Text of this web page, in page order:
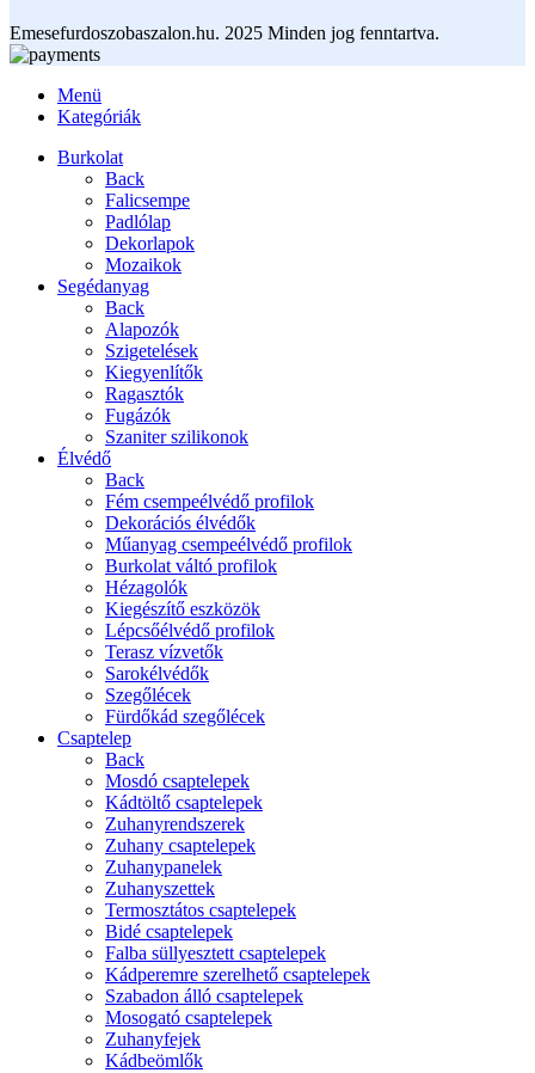
Emesefurdoszobaszalon.hu. 2025 Minden jog fenntartva.
Menü
Kategóriák
Burkolat
Back
Falicsempe
Padlólap
Dekorlapok
Mozaikok
Segédanyag
Back
Alapozók
Szigetelések
Kiegyenlítők
Ragasztók
Fugázók
Szaniter szilikonok
Élvédő
Back
Fém csempeélvédő profilok
Dekorációs élvédők
Műanyag csempeélvédő profilok
Burkolat váltó profilok
Hézagolók
Kiegészítő eszközök
Lépcsőélvédő profilok
Terasz vízvetők
Sarokélvédők
Szegőlécek
Fürdőkád szegőlécek
Csaptelep
Back
Mosdó csaptelepek
Kádtöltő csaptelepek
Zuhanyrendszerek
Zuhany csaptelepek
Zuhanypanelek
Zuhanyszettek
Termosztátos csaptelepek
Bidé csaptelepek
Falba süllyesztett csaptelepek
Kádperemre szerelhető csaptelepek
Szabadon álló csaptelepek
Mosogató csaptelepek
Zuhanyfejek
Kádbeömlők